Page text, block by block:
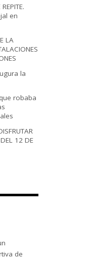
en
LA
la
robaba
12 DE
de